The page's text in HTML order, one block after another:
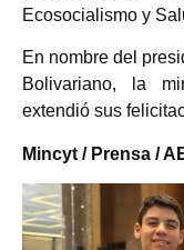
Ecosocialismo y
En nombre del
Bolivariano, la
extendió sus
Mincyt / Prensa /